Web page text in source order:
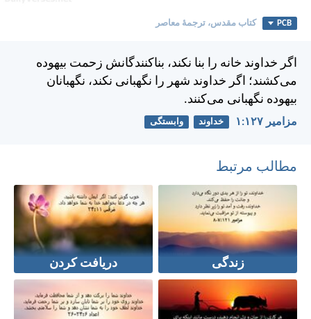
PCB کتاب مقدس، ترجمۀ معاصر
اگر خداوند خانه را بنا نكند، بناكنندگانش زحمت بيهوده
می‌كشند؛ اگر خداوند شهر را نگهبانی نكند، نگهبانان
بيهوده نگهبانی می‌كنند.
مزامير ۱۲۷:‏۱ خداوند وابستگی
مطالب مرتبط
زندگی دريافت كردن